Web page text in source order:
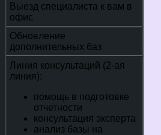
Выезд специалиста к вам в
офис
Обновление
дополнительных баз
Линия консультаций (2-ая
линия):
помощь в подготовке
отчетности
консультация эксперта
анализ базы на